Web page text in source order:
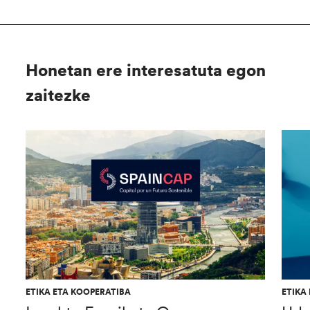
Honetan ere interesatuta egon
zaitezke
ETIKA ETA KOOPERATIBA ETIKA